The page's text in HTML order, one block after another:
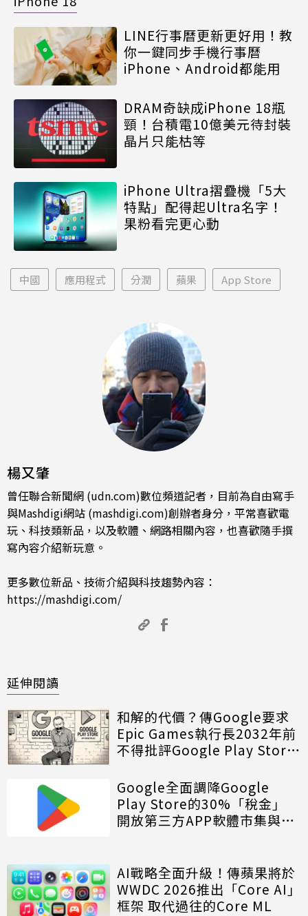
LINE行事曆更新更好用！教
你一鍵同步手機行事曆
iPhone、Android都能用
DRAM奇缺成iPhone 18瓶
頸！台積電10億美元待封裝
晶片只能枯等
iPhone Ultra摺疊機「5大
特點」配得起Ultra名字！
果粉看完更心動
中國 應用程式 分潤 蘋果 App Store
楊又肇
曾任聯合新聞網 (udn.com)數位頻道記者，目前為自由寫手
與Mashdigi網站 (mashdigi.com)創辦者身分，平常喜歡電
玩、科技類新品，以及軟體、網路相關內容，也喜歡隨手撰
寫內容介紹新玩意。
更多數位新品、技術介紹與科技趨勢內容：
https://mashdigi.com/
延伸閱讀
和解的代價？傳Google要求
Epic Games執行長2032年前
不得批評Google Play Store
Google全面調降Google
Play Store的30%「稅金」
開放第三方APP軟體市集與外
AI戰略全面升級！傳蘋果將於
WWDC 2026推出「Core AI」
框架 取代過往的Core ML